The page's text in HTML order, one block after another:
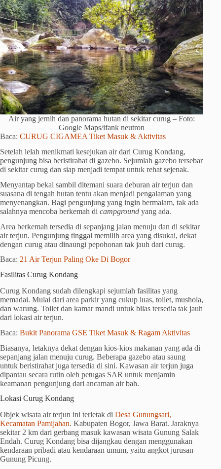
Air yang jernih dan panorama hutan di sekitar curug – Foto:
Google Maps/ifank neutron
Baca: CURUG CIGAMEA Tiket Masuk & Aktivitas
Setelah lelah menikmati kesejukan air dari Curug Kondang,
pengunjung bisa beristirahat di gazebo. Sejumlah gazebo tersebar
di sekitar curug dan siap menjadi tempat untuk rehat sejenak.
Menyantap bekal sambil ditemani suara deburan air terjun dan
suasana di tengah hutan tentu akan menjadi pengalaman yang
menyenangkan. Bagi pengunjung yang ingin bermalam, tak ada
salahnya mencoba berkemah di campground yang ada.
Area berkemah tersedia di sepanjang jalan menuju dan di sekitar
air terjun. Pengunjung tinggal memilih area yang disukai, dekat
dengan curug atau dinaungi pepohonan tak jauh dari curug.
Baca: 21 Air Terjun Paling Oke Di Bogor
Fasilitas Curug Kondang
Curug Kondang sudah dilengkapi sejumlah fasilitas yang
memadai. Mulai dari area parkir yang cukup luas, toilet, mushola,
dan warung. Toilet dan kamar mandi untuk bilas tersedia tak jauh
dari lokasi air terjun.
Baca: Bukit Panorama GSE Tiket Masuk & Ragam Aktivitas
Biasanya, letaknya dekat dengan kios-kios makanan yang ada di
sepanjang jalan menuju curug. Beberapa gazebo atau saung
untuk beristirahat juga tersedia di sini. Kawasan air terjun juga
dipantau secara rutin oleh petugas SAR untuk menjamin
keamanan pengunjung dari ancaman air bah.
Lokasi Curug Kondang
Objek wisata air terjun ini terletak di Desa Gunungsari,
Kecamatan Pamijahan. Kabupaten Bogor, Jawa Barat. Jaraknya
sekitar 2 km dari gerbang masuk kawasan wisata Gunung Salak
Endah. Curug Kondang bisa dijangkau dengan menggunakan
kendaraan pribadi atau kendaraan umum, yaitu angkot jurusan
Gunung Picung.